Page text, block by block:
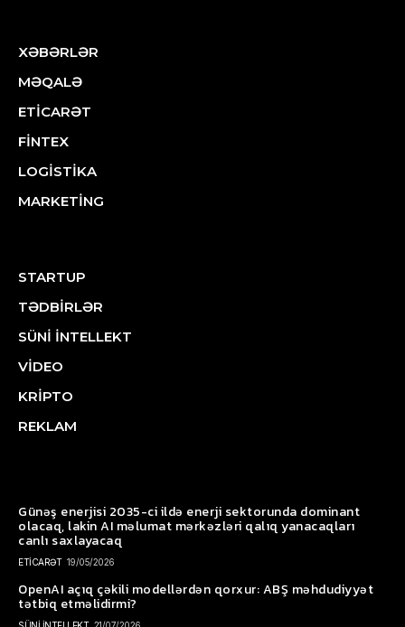
XƏBƏRLƏR
MƏQALƏ
ETİCARƏT
FİNTEX
LOGİSTİKA
MARKETİNG
STARTUP
TƏDBİRLƏR
SÜNİ İNTELLEKT
VİDEO
KRİPTO
REKLAM
Günəş enerjisi 2035-ci ildə enerji sektorunda dominant
olacaq, lakin AI məlumat mərkəzləri qalıq yanacaqları
canlı saxlayacaq
ETİCARƏT 19/05/2026
OpenAI açıq çəkili modellərdən qorxur: ABŞ məhdudiyyət
tətbiq etməlidirmi?